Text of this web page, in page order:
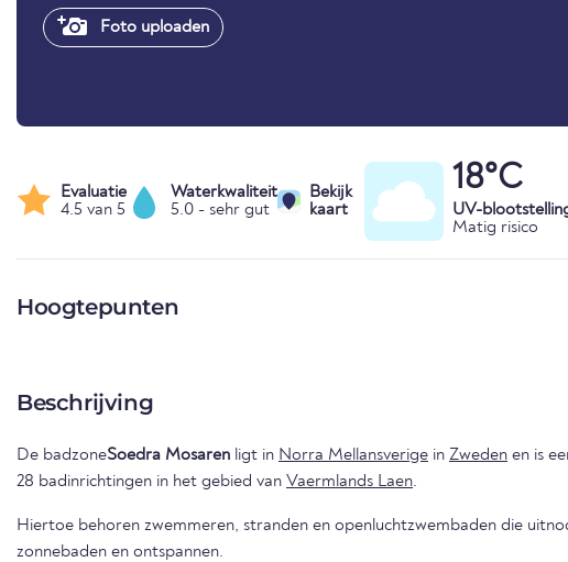
Foto uploaden
Evaluatie
4.5 van 5
Waterkwaliteit
5.0 - sehr gut
Bekijk
kaart
18°C
UV-
Matig risico
Hoogtepunten
Beschrijving
De badzoneSoedra Mosaren ligt in Norra Mellansverige in Zweden en is
28 badinrichtingen in het gebied van Vaermlands Laen.
Hiertoe behoren zwemmeren, stranden en openluchtzwembaden die
zonnebaden en ontspannen.